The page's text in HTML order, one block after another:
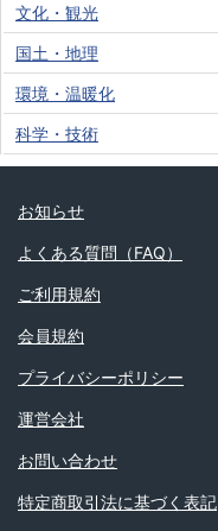
文化・観光
国土・地理
環境・温暖化
科学・技術
お知らせ
よくある質問（FAQ）
ご利用規約
会員規約
プライバシーポリシー
運営会社
お問い合わせ
特定商取引法に基づく表記